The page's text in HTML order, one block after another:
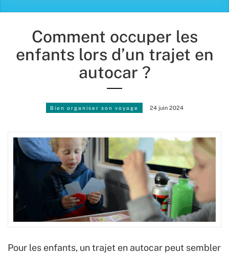
Comment occuper les
enfants lors d’un trajet en
autocar ?
Bien organiser son voyage 24 juin 2024
Pour les enfants, un trajet en autocar peut sembler